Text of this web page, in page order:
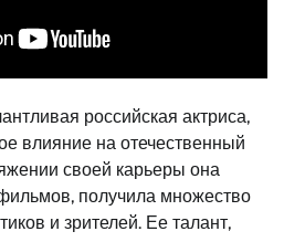
российская актриса,
влияние на отечественный
своей карьеры она
получила множество
и зрителей. Ее талант,